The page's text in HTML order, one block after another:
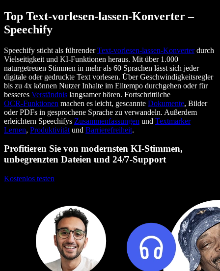
Top Text‑vorlesen‑lassen‑Konverter –
Speechify
Speechify sticht als führenderText‑vorlesen‑lassen‑Konverterdurch
Vielseitigkeit und KI‑Funktionen heraus. Mit über 1.000
naturgetreuen Stimmen in mehr als 60 Sprachen lässt sich jeder
digitale oder gedruckte Text vorlesen. Über Geschwindigkeitsregler
bis zu 4x können Nutzer Inhalte im Eiltempo durchgehen oder für
besseres Verständnis langsamer hören. Fortschrittliche
OCR‑Funktionen machen es leicht, gescannte Dokumente, Bilder
oder PDFs in gesprochene Sprache zu verwandeln. Außerdem
erleichtern Speechifys Zusammenfassungen und Textmarker
Lernen, Produktivität und Barrierefreiheit.
Profitieren Sie von modernsten KI-Stimmen,
unbegrenzten Dateien und 24/7-Support
Kostenlos testen